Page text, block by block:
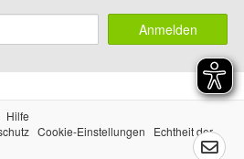
Anmelden
Hilfe
Cookie-Einstellungen
Echtheit der